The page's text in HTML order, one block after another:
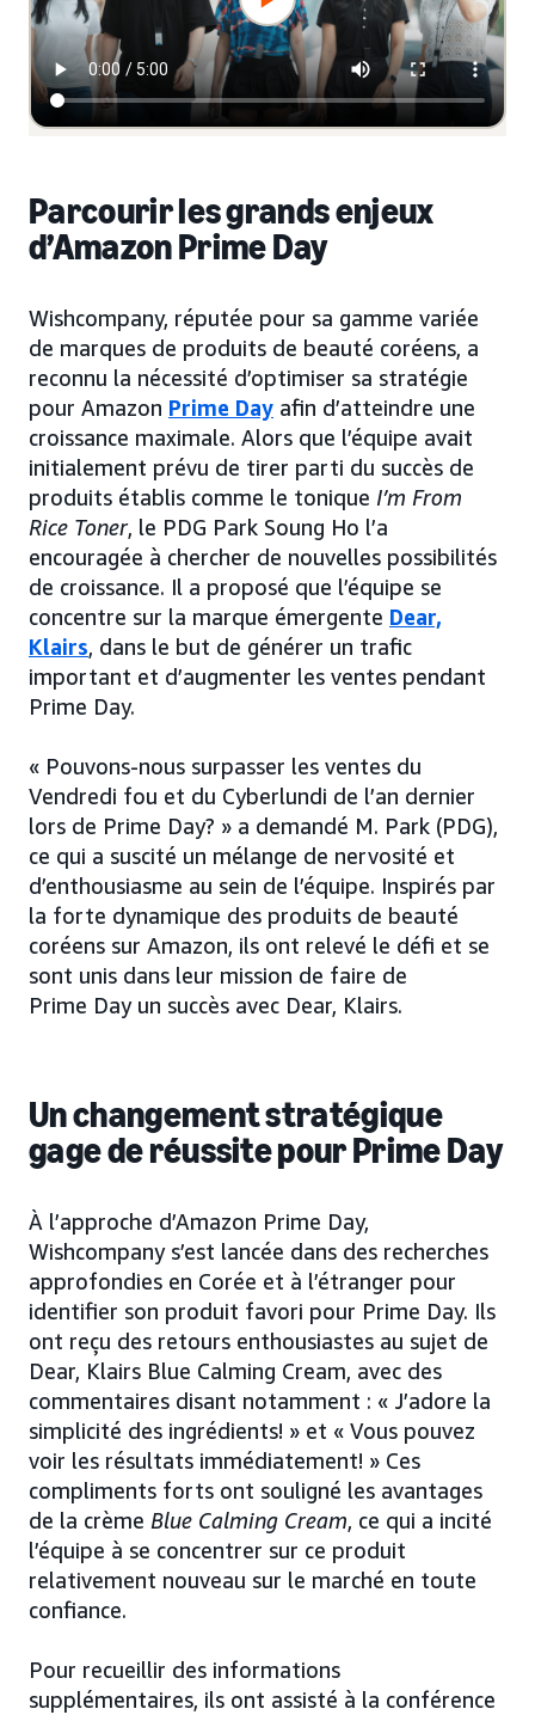
Parcourir les grands enjeux
d’Amazon Prime Day
Wishcompany, réputée pour sa gamme variée
de marques de produits de beauté coréens, a
reconnu la nécessité d’optimiser sa stratégie
pour Amazon Prime Day afin d’atteindre une
croissance maximale. Alors que l’équipe avait
initialement prévu de tirer parti du succès de
produits établis comme le tonique I’m From
Rice Toner, le PDG Park Soung Ho l’a
encouragée à chercher de nouvelles possibilités
de croissance. Il a proposé que l’équipe se
concentre sur la marque émergente Dear,
Klairs, dans le but de générer un trafic
important et d’augmenter les ventes pendant
Prime Day.
« Pouvons-nous surpasser les ventes du
Vendredi fou et du Cyberlundi de l’an dernier
lors de Prime Day? » a demandé M. Park (PDG),
ce qui a suscité un mélange de nervosité et
d’enthousiasme au sein de l’équipe. Inspirés par
la forte dynamique des produits de beauté
coréens sur Amazon, ils ont relevé le défi et se
sont unis dans leur mission de faire de
Prime Day un succès avec Dear, Klairs.
Un changement stratégique
gage de réussite pour Prime Day
À l’approche d’Amazon Prime Day,
Wishcompany s’est lancée dans des recherches
approfondies en Corée et à l’étranger pour
identifier son produit favori pour Prime Day. Ils
ont reçu des retours enthousiastes au sujet de
Dear, Klairs Blue Calming Cream, avec des
commentaires disant notamment : « J’adore la
simplicité des ingrédients! » et « Vous pouvez
voir les résultats immédiatement! » Ces
compliments forts ont souligné les avantages
de la crème Blue Calming Cream, ce qui a incité
l’équipe à se concentrer sur ce produit
relativement nouveau sur le marché en toute
confiance.
Pour recueillir des informations
supplémentaires, ils ont assisté à la conférence